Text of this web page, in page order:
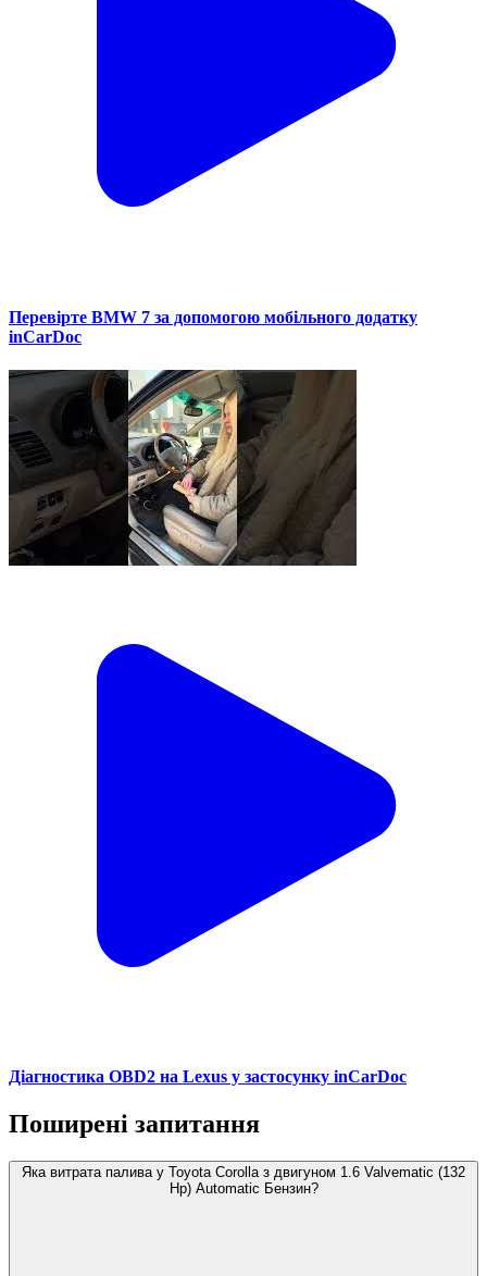
Перевірте BMW 7 за допомогою мобільного додатку
inCarDoc
Діагностика OBD2 на Lexus у застосунку inCarDoc
Поширені запитання
Яка витрата палива у Toyota Corolla з двигуном 1.6 Valvematic (132
Hp) Automatic Бензин?